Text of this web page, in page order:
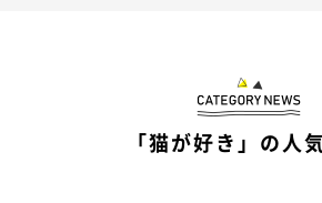
「猫が好き」の人